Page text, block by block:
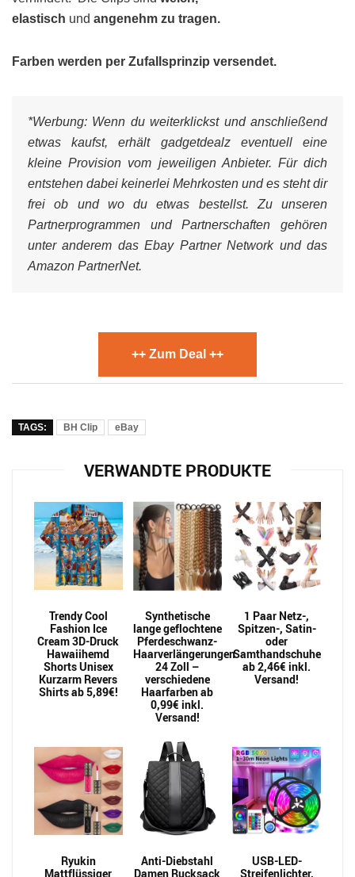
elastisch und angenehm zu tragen.
Farben werden per Zufallsprinzip versendet.
*Werbung: Wenn du weiterklickst und anschließend
etwas kaufst, erhält gadgetdealz eventuell eine
kleine Provision vom jeweiligen Anbieter. Für dich
entstehen dabei keinerlei Mehrkosten und es steht dir
frei ob und wo du etwas bestellst. Zu unseren
Partnerprogrammen und Partnerschaften gehören
unter anderem das Ebay Partner Network und das
Amazon PartnerNet.
++ Zum Deal ++
TAGS: BH Clip eBay
VERWANDTE PRODUKTE
Trendy Cool
Fashion Ice
Cream 3D-Druck
Hawaiihemd
Shorts Unisex
Kurzarm Revers
Shirts ab 5,89€!
Synthetische
lange geflochtene
Pferdeschwanz-
Haarverlängerungen
24 Zoll –
verschiedene
Haarfarben ab
0,99€ inkl.
Versand!
1 Paar Netz-,
Spitzen-, Satin-
oder
Samthandschuhe
ab 2,46€ inkl.
Versand!
Ryukin
Mattflüssiger
Anti-Diebstahl
Damen Rucksack
USB-LED-
Streifenlichter,